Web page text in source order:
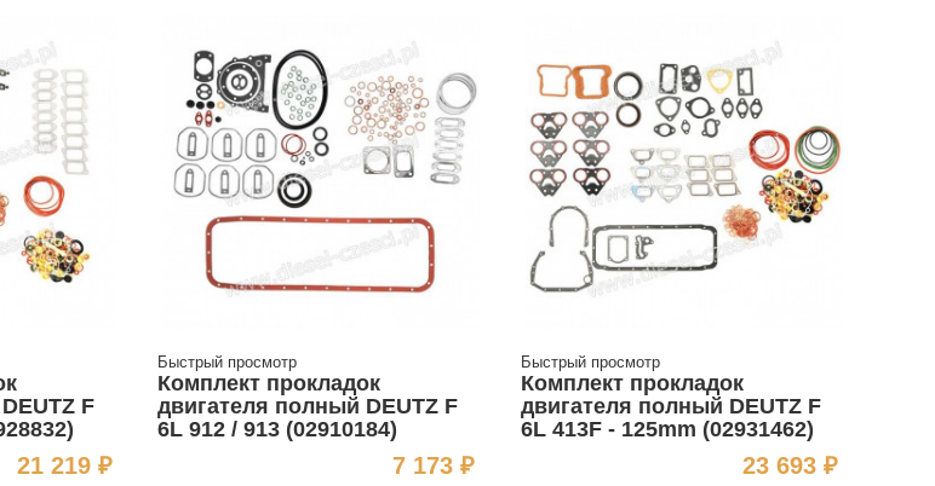
F
21 219 ₽Цена
Быстрый просмотр
Комплект прокладок
двигателя полный DEUTZ F
6L 912 / 913 (02910184)
7 173 ₽Цена
Быстрый просмотр
Комплект прокладок
двигателя полный DEUTZ F
6L 413F - 125mm (02931462)
23 693 ₽Цена